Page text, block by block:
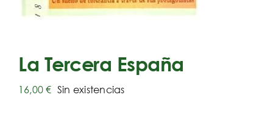
La Tercera España
16,00€ Sin existencias